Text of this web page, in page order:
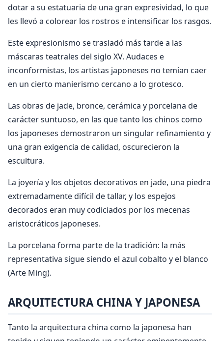
dotar a su estatuaria de una gran expresividad, lo que
les llevó a colorear los rostros e intensificar los rasgos.
Este expresionismo se trasladó más tarde a las
máscaras teatrales del siglo XV. Audaces e
inconformistas, los artistas japoneses no temían caer
en un cierto manierismo cercano a lo grotesco.
Las obras de jade, bronce, cerámica y porcelana de
carácter suntuoso, en las que tanto los chinos como
los japoneses demostraron un singular refinamiento y
una gran exigencia de calidad, oscurecieron la
escultura.
La joyería y los objetos decorativos en jade, una piedra
extremadamente difícil de tallar, y los espejos
decorados eran muy codiciados por los mecenas
aristocráticos japoneses.
La porcelana forma parte de la tradición: la más
representativa sigue siendo el azul cobalto y el blanco
(Arte Ming).
ARQUITECTURA CHINA Y JAPONESA
Tanto la arquitectura china como la japonesa han